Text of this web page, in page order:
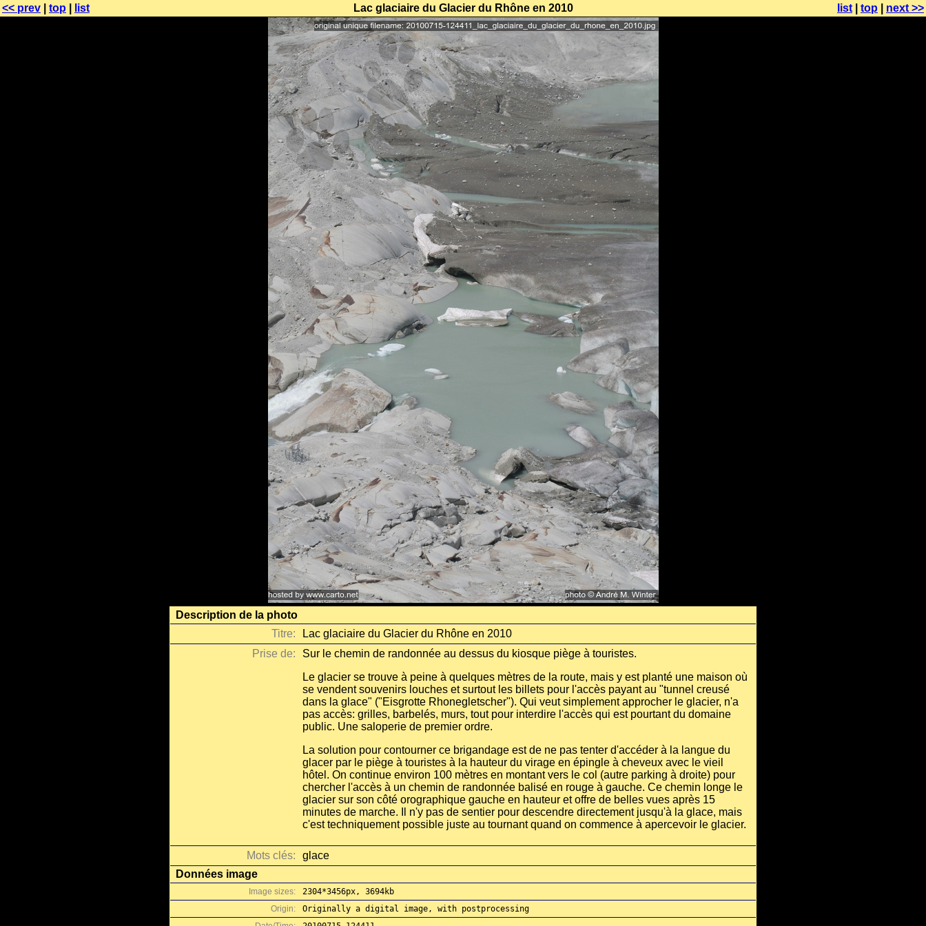
<< prev top list Lac glaciaire du Glacier du Rhône en 2010 list top next >>
Description de la photo
Titre:
Lac glaciaire du Glacier du Rhône en 2010
Prise de:
Sur le chemin de randonnée au dessus du kiosque piège à touristes.
Le glacier se trouve à peine à quelques mètres de la route, mais y est planté une maison où
se vendent souvenirs louches et surtout les billets pour l'accès payant au "tunnel creusé
dans la glace" ("Eisgrotte Rhonegletscher"). Qui veut simplement approcher le glacier, n'a
pas accès: grilles, barbelés, murs, tout pour interdire l'accès qui est pourtant du domaine
public. Une saloperie de premier ordre.
La solution pour contourner ce brigandage est de ne pas tenter d'accéder à la langue du
glacer par le piège à touristes à la hauteur du virage en épingle à cheveux avec le vieil
hôtel. On continue environ 100 mètres en montant vers le col (autre parking à droite) pour
chercher l'accès à un chemin de randonnée balisé en rouge à gauche. Ce chemin longe le
glacier sur son côté orographique gauche en hauteur et offre de belles vues après 15
minutes de marche. Il n'y pas de sentier pour descendre directement jusqu'à la glace, mais
c'est techniquement possible juste au tournant quand on commence à apercevoir le glacier.
Mots clés:
glace
Données image
Image sizes:
2304*3456px, 3694kb
Origin:
Originally a digital image, with postprocessing